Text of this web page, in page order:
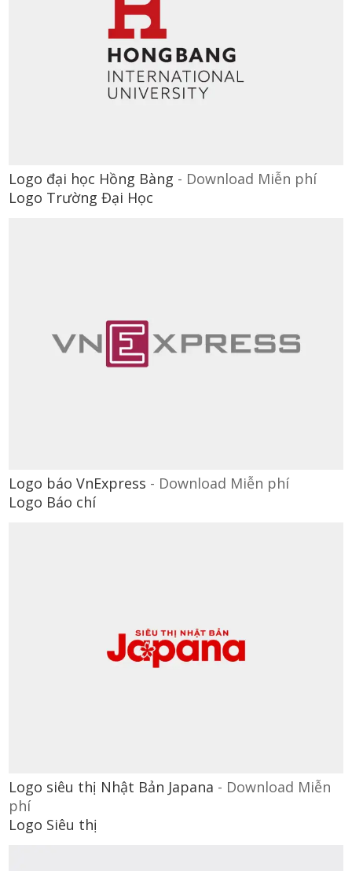
Logo đại học Hồng Bàng - Download Miễn phí
Logo Trường Đại Học
Logo báo VnExpress - Download Miễn phí
Logo Báo chí
Logo siêu thị Nhật Bản Japana - Download Miễn
phí
Logo Siêu thị